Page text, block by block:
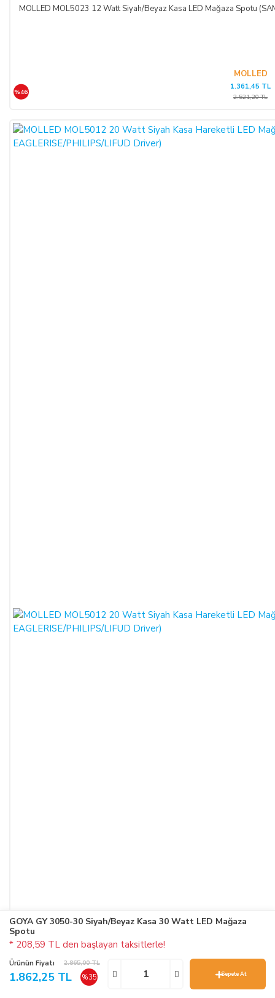
GOYA GY 3050-30 Siyah/Beyaz Kasa 30 Watt LED Mağaza
Spotu
* 208,59 TL den başlayan taksitlerle!
Ürünün Fiyatı 2.865,00 TL
1.862,25 TL %35 Sepete At
MOLLED MOL5023 12 Watt Siyah/Beyaz Kasa LED Mağaza Spotu
MOLLED
%46
1.361,45 TL
2.521,20 TL